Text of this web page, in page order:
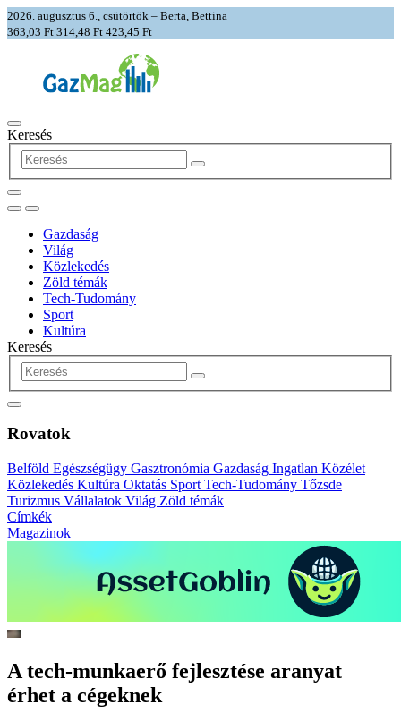
2026. augusztus 6., csütörtök – Berta, Bettina
363,03 Ft 314,48 Ft 423,45 Ft
Keresés
Gazdaság
Világ
Közlekedés
Zöld témák
Tech-Tudomány
Sport
Kultúra
Keresés
Rovatok
Belföld Egészségügy Gasztronómia Gazdaság Ingatlan Közélet
Közlekedés Kultúra Oktatás Sport Tech-Tudomány Tőzsde
Turizmus Vállalatok Világ Zöld témák
Címkék
Magazinok
A tech-munkaerő fejlesztése aranyat
érhet a cégeknek